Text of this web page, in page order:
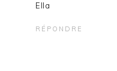
Ella
RÉPONDRE